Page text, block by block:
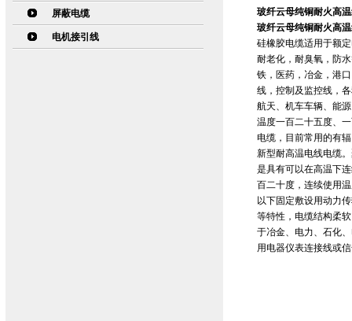
屏蔽电缆
电机接引线
玻纤云母纯铜耐火高
玻纤云母纯铜耐火高
硅橡胶电缆适用于额
耐老化，耐臭氧，防
铁，医药，冶金，港
线，控制及监控线，
航天、机车车辆、能
温度一百二十五度、
电缆，目前常用的有
新型耐高温电线电缆
是具有可以在高温下
百二十度，连续使用
以下固定敷设用动力
等特性，电缆结构柔
于冶金、电力、石化
用电器仪表连接线或